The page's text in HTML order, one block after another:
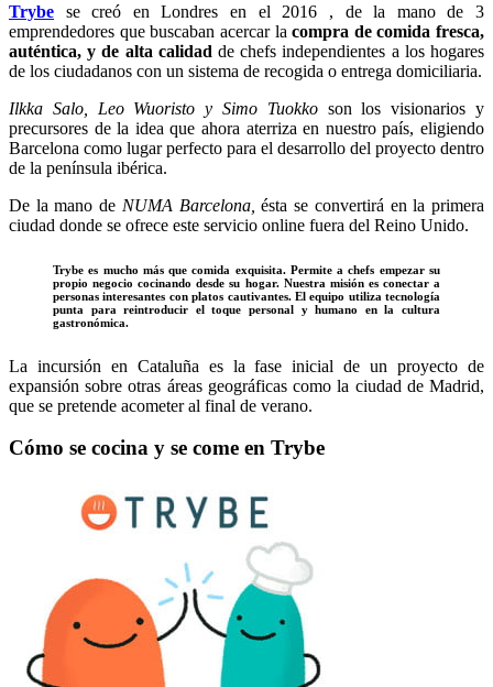
Trybe se creó en Londres en el 2016 , de la mano de 3
emprendedores que buscaban acercar lacompra de comida fresca,
auténtica, y de alta calidad de chefs independientes a los hogares
de los ciudadanos con un sistema de recogida o entrega domiciliaria.
Ilkka Salo, Leo Wuoristo y Simo Tuokkoson los visionarios y
precursores de la idea que ahora aterriza en nuestro país, eligiendo
Barcelona como lugar perfecto para el desarrollo del proyecto dentro
de la península ibérica.
De la mano de NUMA Barcelona, ésta se convertirá en la primera
ciudad donde se ofrece este servicio online fuera del Reino Unido.
Trybe es mucho más que comida exquisita. Permite a chefs empezar su
propio negocio cocinando desde su hogar. Nuestra misión es conectar a
personas interesantes con platos cautivantes. El equipo utiliza tecnología
punta para reintroducir el toque personal y humano en la cultura
gastronómica.
La incursión en Cataluña es la fase inicial de un proyecto de
expansión sobre otras áreas geográficas como la ciudad de Madrid,
que se pretende acometer al final de verano.
Cómo se cocina y se come en Trybe